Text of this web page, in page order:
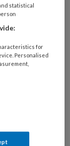
statistical
for
Personalised